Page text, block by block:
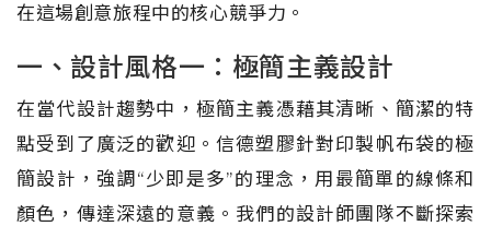
在這場創意旅程中的核心競爭力。
一、設計風格一：極簡主義設計
在當代設計趨勢中，極簡主義憑藉其清晰、簡潔的特
點受到了廣泛的歡迎。信德塑膠針對印製帆布袋的極
簡設計，強調“少即是多”的理念，用最簡單的線條和
顏色，傳達深遠的意義。我們的設計師團隊不斷探索